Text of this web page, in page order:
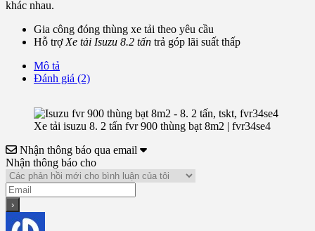
khác nhau.
Gia công đóng thùng xe tải theo yêu cầu
Hỗ trợ Xe tải Isuzu 8.2 tấn trả góp lãi suất thấp
Mô tả
Đánh giá (2)
Xe tải isuzu 8. 2 tấn fvr 900 thùng bạt 8m2 | fvr34se4
Nhận thông báo qua email
Nhận thông báo cho